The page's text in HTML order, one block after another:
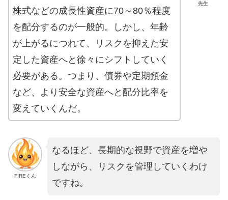
先生
株式などの成長性資産に70～80％程度
を配分するのが一般的。しかし、年齢
が上がるにつれて、リスクを抑えた安
定した資産へと徐々にシフトしていく
必要がある。つまり、債券や定期預金
など、より安全な資産へと配分比率を
変えていくんだ。
FIREくん
なるほど、長期的な視野で資産を増や
しながら、リスクを管理していくわけ
ですね。